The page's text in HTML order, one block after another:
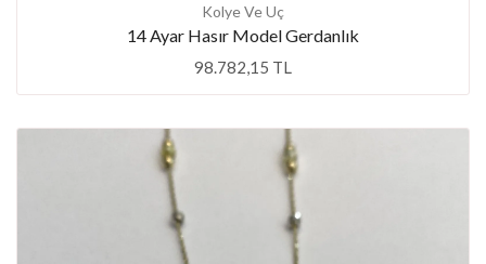
Kolye Ve Uç
14 Ayar Hasır Model Gerdanlık
98.782,15 TL